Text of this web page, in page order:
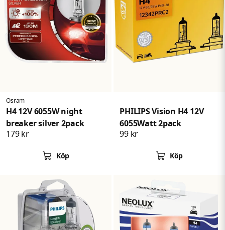
Osram
H4 12V 6055W night
breaker silver 2pack
179 kr
Köp
PHILIPS Vision H4 12V
6055Watt 2pack
99 kr
Köp